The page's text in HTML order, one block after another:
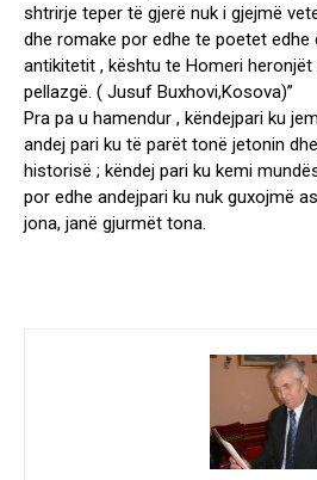
shtrirje teper të gjerë nuk i gjejmë
dhe romake por edhe te poetet edhe
antikitetit , kështu te Homeri
pellazgë. ( Jusuf Buxhovi,Kosova)”
Pra pa u hamendur , këndejpari ku
andej pari ku të parët tonë jetonin
historisë ; këndej pari ku kemi
por edhe andejpari ku nuk guxojmë
jona, janë gjurmët tona.